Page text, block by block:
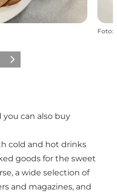
Foto:
Avanti
you can also buy
cold and hot drinks
goods for the sweet
a wide selection of
and magazines, and